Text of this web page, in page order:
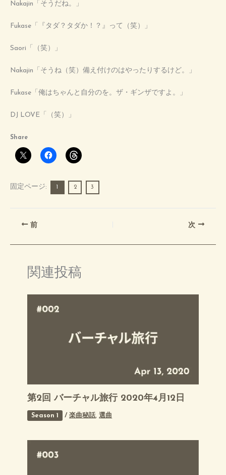
Nakajin「そうだね。」
Fukase「『タダ？タダか！？』って（笑）」
Saori「（笑）」
Nakajin「そうね（笑）備え付けのはやったりするけど。」
Fukase「俺はちゃんと自分のを。ザ・ギンザですよ。」
DJ LOVE「（笑）」
Share
固定ページ: 2 3
前 次
関連投稿
第2回 バーチャル旅行 2020年4月12日
Season 1 /楽曲秘話 ,選曲